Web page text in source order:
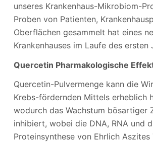
unseres Krankenhaus-Mikrobiom-
Proben von Patienten,
Oberflächen gesammelt hat eines
Krankenhauses im Laufe des ersten
Quercetin Pharmakologische
Quercetin-Pulvermenge kann die
Krebs-fördernden Mittels erheblich
wodurch das Wachstum bösartiger
inhibiert, wobei die DNA, RNA und
Proteinsynthese von Ehrlich Aszites